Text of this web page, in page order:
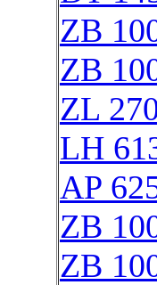
ZB
ZB
ZL
LH
AP
ZB
ZB